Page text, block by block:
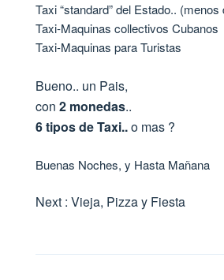
Taxi “standard” del Estado.. (menos
Taxi-Maquinas collectivos Cubanos
Taxi-Maquinas para Turistas
Bueno.. un Pais,
con 2 monedas..
6 tipos de Taxi..o mas ?
Buenas Noches, y Hasta Mañana
Next : Vieja, Pizza y Fiesta